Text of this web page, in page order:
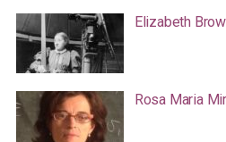
Elizabeth
Rosa Maria